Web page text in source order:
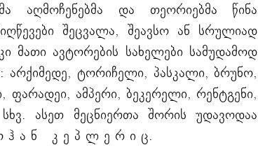
აღმოჩენებმა და თეორიებმა წინა
შეცვალა, შეავსო ან სრულიად
მათი ავტორების სახელები სამუდამოდ
არქიმედე, ტორიჩელი, პასკალი, ბრუნო,
ამპერი, ბეკერელი, რენტგენი,
ასეთ მეცნიერთა შორის უდავოდაა
ჰ ა ნ კ ე პ ლ ე რ ი ც.